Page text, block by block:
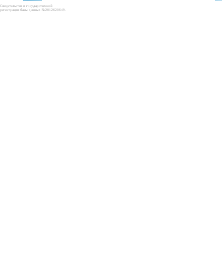
Свидетельство о государственной
регистрации базы данных №2012620649.